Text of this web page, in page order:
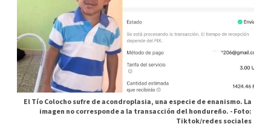
El Tío Colocho sufre de acondroplasia, una especie de enanismo. La
imagen no corresponde a la transacción del hondureño. -Foto:
Tiktok/redes sociales